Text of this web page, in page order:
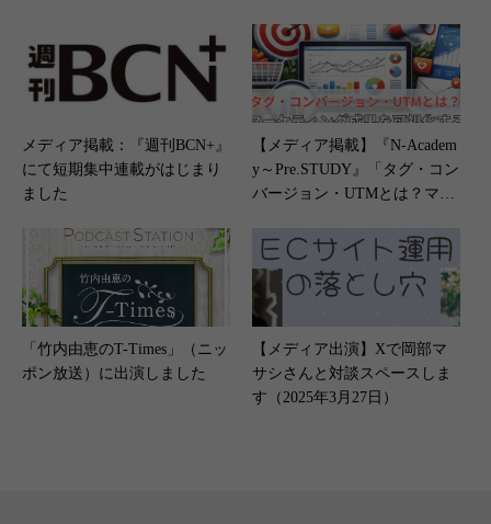
メディア掲載：『週刊BCN+』
にて短期集中連載がはじまり
ました
【メディア掲載】『N-Academ
y～Pre.STUDY』「タグ・コン
バージョン・UTMとは？マー
計測の基本」（2026年3月19
日）
「竹内由恵のT-Times」（ニッ
ポン放送）に出演しました
【メディア出演】Xで岡部マ
サシさんと対談スペースしま
す（2025年3月27日）